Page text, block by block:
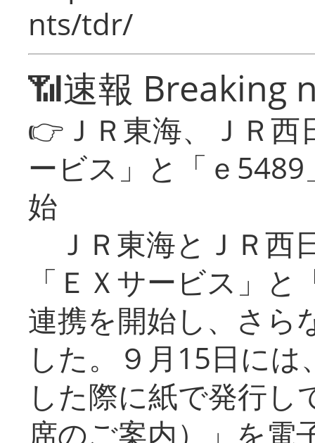
nts/tdr/
📶速報 Breaking
👉ＪＲ東海、ＪＲ
ービス」と「ｅ
始
ＪＲ東海とＪＲ西
「ＥＸサービス」
連携を開始し、さら
した。９月15日に
した際に紙で発行し
席のご案内）」を電